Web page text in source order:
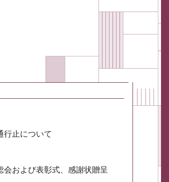
行止について
および表彰式、感謝状贈呈